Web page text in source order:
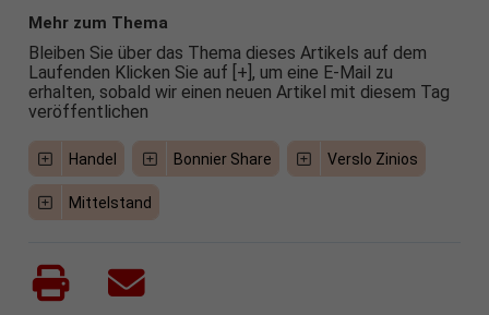
Mehr zum Thema
Bleiben Sie über das Thema dieses Artikels auf dem
Laufenden Klicken Sie auf [+], um eine E-Mail zu
erhalten, sobald wir einen neuen Artikel mit diesem Tag
veröffentlichen
Handel Bonnier Share Verslo Zinios
Mittelstand